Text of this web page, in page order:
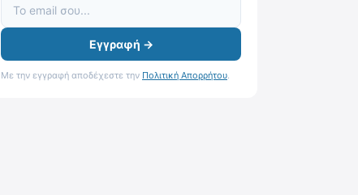
Εγγραφή →
Με την εγγραφή αποδέχεστε την Πολιτική Απορρήτου.